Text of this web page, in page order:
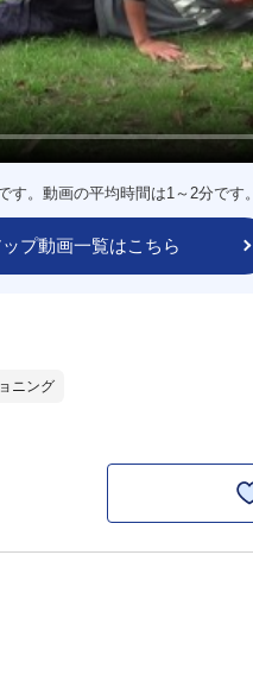
す。動画の平均時間は1～2分です。
プ動画一覧はこちら
ニング